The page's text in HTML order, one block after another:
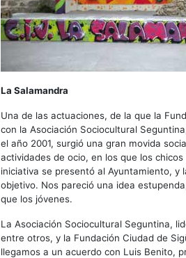
La Salamandra
Una de las actuaciones, de la que la
con la Asociación Sociocultural
el año 2001, surgió una gran movida
actividades de ocio, en los que los
iniciativa se presentó al Ayuntamiento, y
objetivo. Nos pareció una idea
que los jóvenes.
La Asociación Sociocultural Seguntina,
entre otros, y la Fundación Ciudad de
llegamos a un acuerdo con Luis Benito,